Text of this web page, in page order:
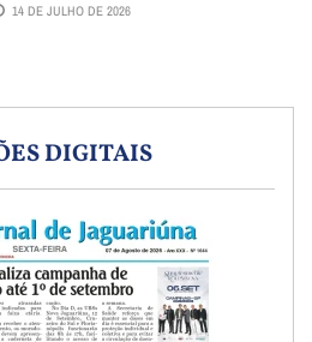
14 DE JULHO DE 2026
DIGITAIS